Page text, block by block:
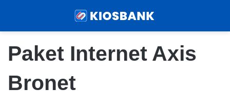
Paket Internet Axis
Bronet